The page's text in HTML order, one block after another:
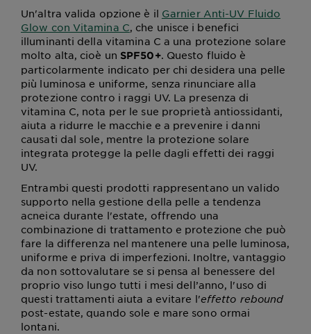
Un'altra valida opzione è il Garnier Anti-UV Fluido
Glow con Vitamina C, che unisce i benefici
illuminanti della vitamina C a una protezione solare
molto alta, cioè un SPF50+. Questo fluido è
particolarmente indicato per chi desidera una pelle
più luminosa e uniforme, senza rinunciare alla
protezione contro i raggi UV. La presenza di
vitamina C, nota per le sue proprietà antiossidanti,
aiuta a ridurre le macchie e a prevenire i danni
causati dal sole, mentre la protezione solare
integrata protegge la pelle dagli effetti dei raggi
UV.
Entrambi questi prodotti rappresentano un valido
supporto nella gestione della pelle a tendenza
acneica durante l'estate, offrendo una
combinazione di trattamento e protezione che può
fare la differenza nel mantenere una pelle luminosa,
uniforme e priva di imperfezioni. Inoltre, vantaggio
da non sottovalutare se si pensa al benessere del
proprio viso lungo tutti i mesi dell’anno, l'uso di
questi trattamenti aiuta a evitare l'effetto rebound
post-estate, quando sole e mare sono ormai
lontani.